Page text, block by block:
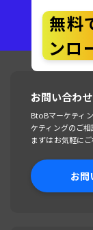
無料
ンロ
お問い合わせ
BtoBマーケティ
ケティングのご
まずはお気軽に
お問